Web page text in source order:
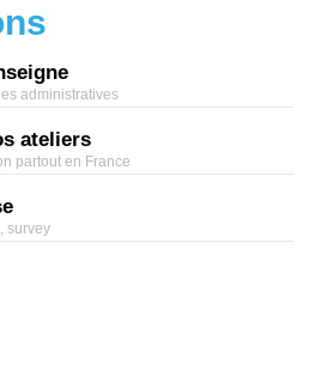
administratives
ateliers
partout en France
survey